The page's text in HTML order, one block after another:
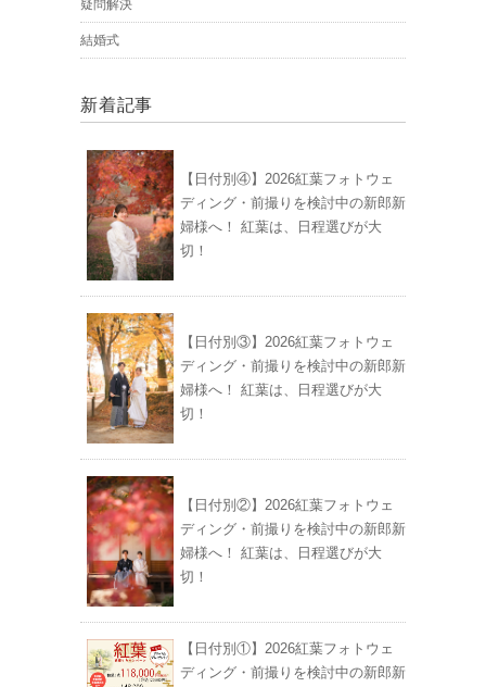
疑問解決
結婚式
新着記事
【日付別④】2026紅葉フォトウェ
ディング・前撮りを検討中の新郎新
婦様へ！ 紅葉は、日程選びが大
切！
【日付別③】2026紅葉フォトウェ
ディング・前撮りを検討中の新郎新
婦様へ！ 紅葉は、日程選びが大
切！
【日付別②】2026紅葉フォトウェ
ディング・前撮りを検討中の新郎新
婦様へ！ 紅葉は、日程選びが大
切！
【日付別①】2026紅葉フォトウェ
ディング・前撮りを検討中の新郎新